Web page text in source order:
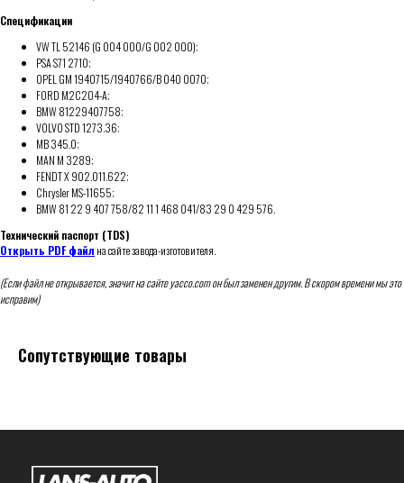
Спецификации
VW TL 52146 (G 004 000/G 002 000);
PSA S71 2710;
OPEL GM 1940715/1940766/B 040 0070;
FORD M2C204-A;
BMW 81229407758;
VOLVO STD 1273.36;
MB 345.0;
MAN M 3289;
FENDT X 902.011.622;
Chrysler MS-11655;
BMW 81 22 9 407 758/82 11 1 468 041/83 29 0 429 576.
Технический паспорт (TDS)
Открыть PDF файл на сайте завода-изготовителя.
(Если файл не открывается, значит на сайте yacco.com он был заменен другим. В скором времени мы это
исправим)
Сопутствующие товары